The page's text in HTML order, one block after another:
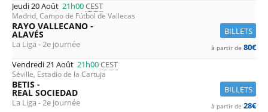
Jeudi 20 Août 21h00CEST
Madrid, Campo de Fútbol de Vallecas
BILLETS
RAYO VALLECANO -
ALAVÉS
La Liga - 2e journée à partir de 80€
Vendredi 21 Août 21h00CEST
Séville, Estadio de la Cartuja
BILLETS
BETIS -
REAL SOCIEDAD
La Liga - 2e journée à partir de 28€